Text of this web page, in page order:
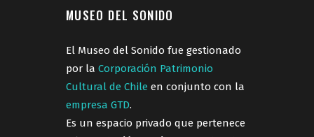
MUSEO DEL SONIDO
El Museo del Sonido fue gestionado
por la Corporación Patrimonio
Cultural de Chile en conjunto con la
empresa GTD.
Es un espacio privado que pertenece